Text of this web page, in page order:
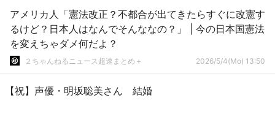
アメリカ人「憲法改正？不都合が出てきたらすぐに改憲す
るけど？日本人はなんでそんななの？」 | 今の日本国憲法
を変えちゃダメ何だよ？
２ちゃんねるニュース超速まとめ＋ 2026/5/4(Mo) 13:50
【祝】声優・明坂聡美さん 結婚